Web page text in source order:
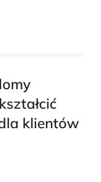
klientów